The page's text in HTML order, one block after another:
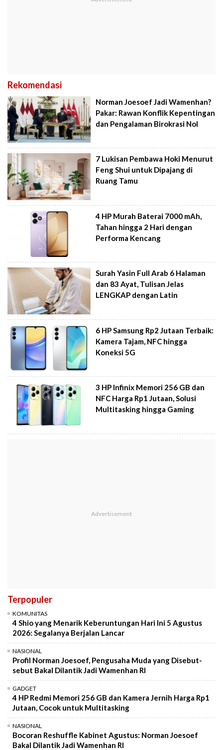
Rekomendasi
Norman Joesoef Jadi Wamenhan?
Pakar: Rawan Konflik Kepentingan
dan Pengalaman Birokrasi Nol
7 Lukisan Pembawa Hoki Menurut
Feng Shui untuk Dipajang di
Ruang Tamu
4 HP Murah Baterai 7000 mAh,
Tahan hingga 2 Hari dengan
Performa Kencang
Surah Yasin Full Arab 6 Halaman
dan 83 Ayat, Tulisan Jelas
LENGKAP dengan Latin
6 HP Samsung Rp2 Jutaan Terbaik:
Kamera Tajam, NFC hingga
Koneksi 5G
3 HP Infinix Memori 256 GB dan
NFC Harga Rp1 Jutaan, Solusi
Multitasking hingga Gaming
Terpopuler
KOMUNITAS
4 Shio yang Menarik Keberuntungan Hari Ini 5 Agustus
2026: Segalanya Berjalan Lancar
NASIONAL
Profil Norman Joesoef, Pengusaha Muda yang Disebut-
sebut Bakal Dilantik Jadi Wamenhan RI
GADGET
4 HP Redmi Memori 256 GB dan Kamera Jernih Harga Rp1
Jutaan, Cocok untuk Multitasking
NASIONAL
Bocoran Reshuffle Kabinet Agustus: Norman Joesoef
Bakal Dilantik Jadi Wamenhan RI